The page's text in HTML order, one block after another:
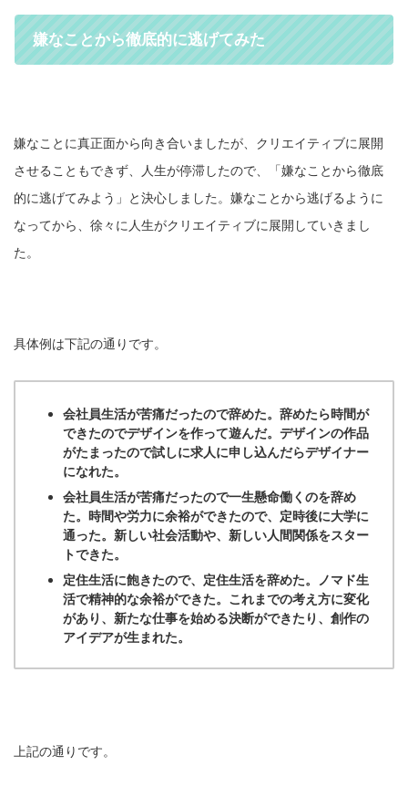
嫌なことから徹底的に逃げてみた
嫌なことに真正面から向き合いましたが、クリエイティブに展開
させることもできず、人生が停滞したので、「嫌なことから徹底
的に逃げてみよう」と決心しました。嫌なことから逃げるように
なってから、徐々に人生がクリエイティブに展開していきまし
た。
具体例は下記の通りです。
会社員生活が苦痛だったので辞めた。辞めたら時間が
できたのでデザインを作って遊んだ。デザインの作品
がたまったので試しに求人に申し込んだらデザイナー
になれた。
会社員生活が苦痛だったので一生懸命働くのを辞め
た。時間や労力に余裕ができたので、定時後に大学に
通った。新しい社会活動や、新しい人間関係をスター
トできた。
定住生活に飽きたので、定住生活を辞めた。ノマド生
活で精神的な余裕ができた。これまでの考え方に変化
があり、新たな仕事を始める決断ができたり、創作の
アイデアが生まれた。
上記の通りです。